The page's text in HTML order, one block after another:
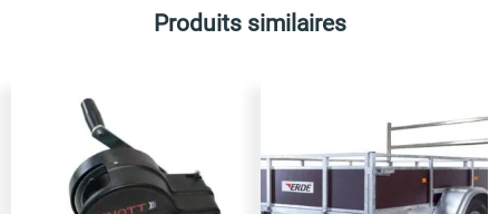
Produits similaires